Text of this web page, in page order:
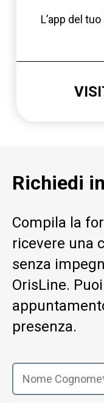
L’app del
Richiedi
Compila la
ricevere una
senza
OrisLine.
presenza.